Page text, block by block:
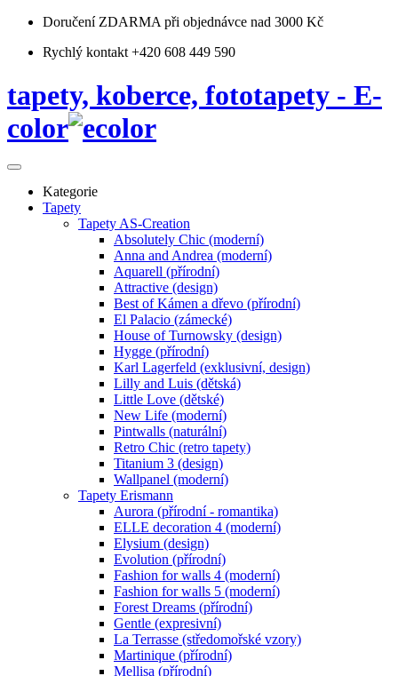
Doručení ZDARMA při objednávce nad 3000 Kč
Rychlý kontakt +420 608 449 590
tapety, koberce, fototapety - E-
color
Kategorie
Tapety
Tapety AS-Creation
Absolutely Chic (moderní)
Anna and Andrea (moderní)
Aquarell (přírodní)
Attractive (design)
Best of Kámen a dřevo (přírodní)
El Palacio (zámecké)
House of Turnowsky (design)
Hygge (přírodní)
Karl Lagerfeld (exklusivní, design)
Lilly and Luis (dětská)
Little Love (dětské)
New Life (moderní)
Pintwalls (naturální)
Retro Chic (retro tapety)
Titanium 3 (design)
Wallpanel (moderní)
Tapety Erismann
Aurora (přírodní - romantika)
ELLE decoration 4 (moderní)
Elysium (design)
Evolution (přírodní)
Fashion for walls 4 (moderní)
Fashion for walls 5 (moderní)
Forest Dreams (přírodní)
Gentle (expresivní)
La Terrasse (středomořské vzory)
Martinique (přírodní)
Mellisa (přírodní)